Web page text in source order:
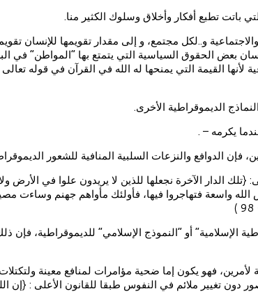
و..لكل مجتمع، و إلى مقدار تقويمها للإنسان
بعض الحقوق السياسية التي يتمتع بها “المواطن” في
لأنها القيمة التي يمنحها له الله في القرآن في قوله
الديموقراطية الأخرى.
يكرمه – .
الدوافع والنزعات السلبية المنافية للشعور
الدار الآخرة نجعلها للذين لا يريدون علوا في الأرض
الله واسعة فتهاجروا فيها، فأولئك مأواهم جهنم وساءت
الإسلامية” أو “النموذج الإسلامي” للديموقراطية،
لأمرين، فهو يكون إما ضحية مؤامرات لمنافع معينة
دون تغيير ملائم في النفوس طبقا للقانون الأعلى : {إن